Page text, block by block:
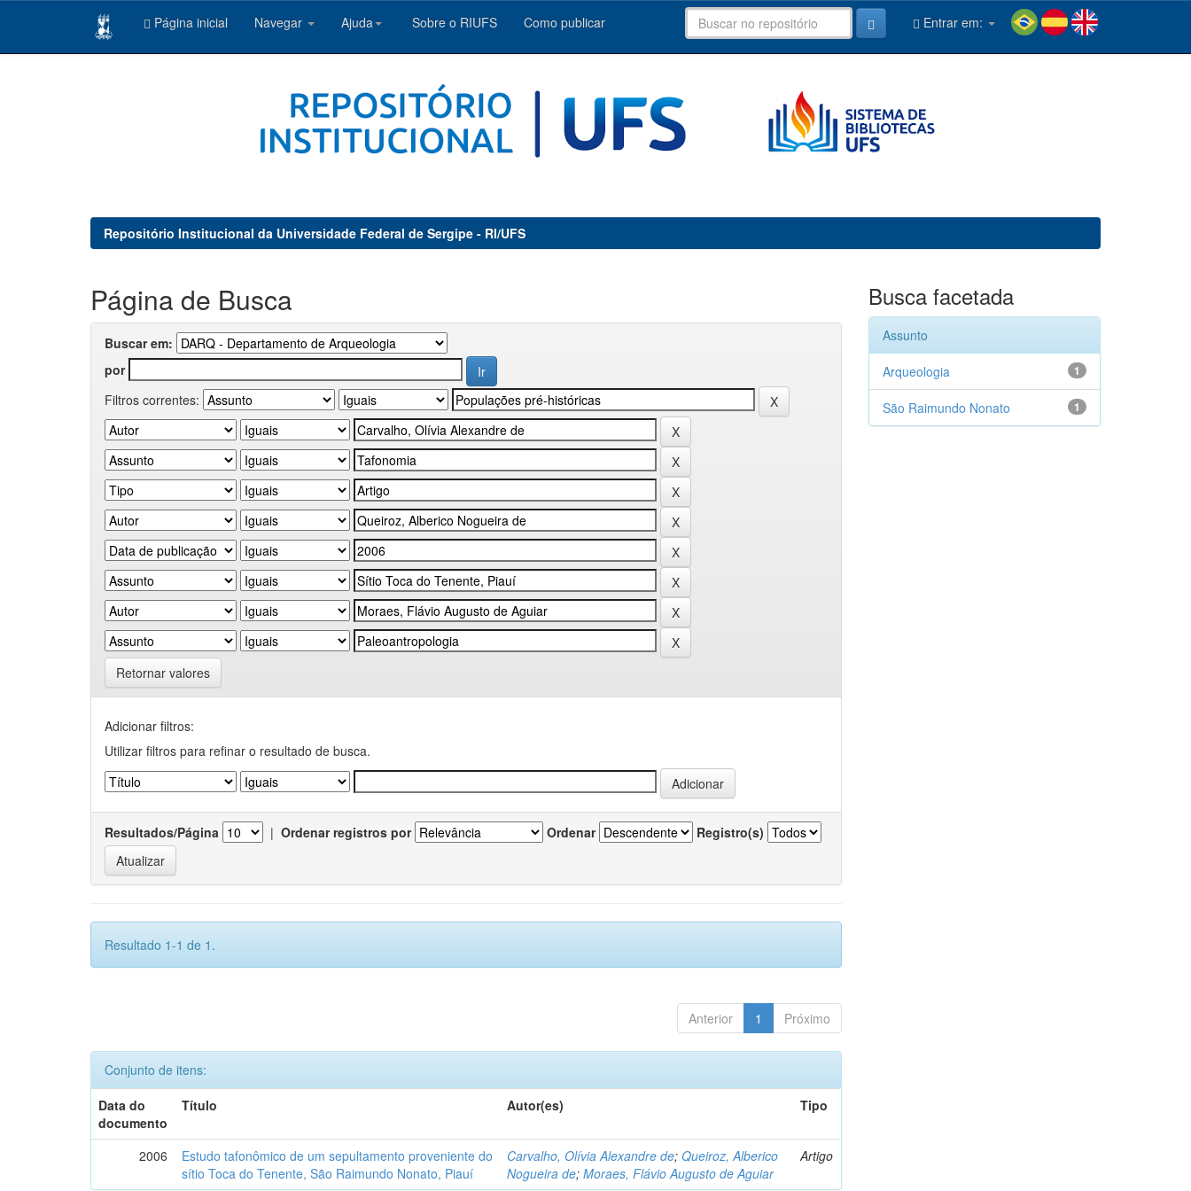
Página inicial Navegar Ajuda Sobre o RIUFS Como publicar Entrar em:
Repositório Institucional da Universidade Federal de Sergipe - RI/UFS
Página de Busca
Buscar em:
por
Filtros correntes:
Retornar valores
Adicionar filtros:
Utilizar filtros para refinar o resultado de busca.
Resultados/Página | Ordenar registros por Ordenar Registro(s)
Resultado 1-1 de 1.
Anterior 1 Próximo
Conjunto de itens:
Data do
documento
Título Autor(es) Tipo
2006
Estudo tafonômico de um sepultamento proveniente do
sítio Toca do Tenente, São Raimundo Nonato, Piauí
Carvalho, Olívia Alexandre de;Queiroz, Alberico
Nogueira de;Moraes, Flávio Augusto de Aguiar
Artigo
Busca facetada
Assunto
1
Arqueologia
1
São Raimundo Nonato